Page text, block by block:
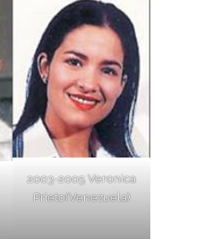
2003-2005 Veronica
Prieto(Venezuela)